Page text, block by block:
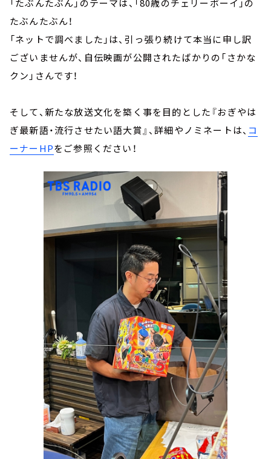
「たぶんたぶん」のテーマは、「80歳のチェリーボーイ」の
たぶんたぶん！
「ネットで調べました」は、引っ張り続けて本当に申し訳
ございませんが、自伝映画が公開されたばかりの「さかな
クン」さんです！
そして、新たな放送文化を築く事を目的とした『おぎやは
ぎ最新語・流行させたい語大賞』、詳細やノミネートは、 コ
ーナーHPをご参照ください！